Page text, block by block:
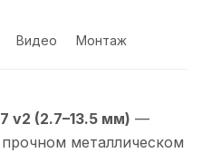
Видео Монтаж
v2 (2.7–13.5 мм) —
металлическом